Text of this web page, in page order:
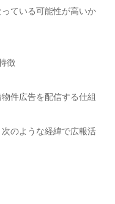
ている可能性が高いか
徴
件広告を配信する仕組
のような経緯で広報活